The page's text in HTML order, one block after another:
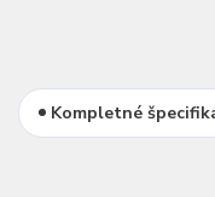
Kompletné